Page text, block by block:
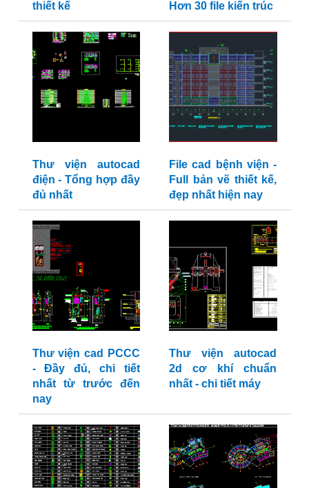
thiết kế Hơn 30 file kiến trúc
Thư viện autocad
điện - Tổng hợp đầy
đủ nhất
File cad bệnh viện -
Full bản vẽ thiết kế,
đẹp nhất hiện nay
Thư viện cad PCCC
- Đầy đủ, chi tiết
nhất từ trước đến
nay
Thư viện autocad
2d cơ khí chuẩn
nhất - chi tiết máy